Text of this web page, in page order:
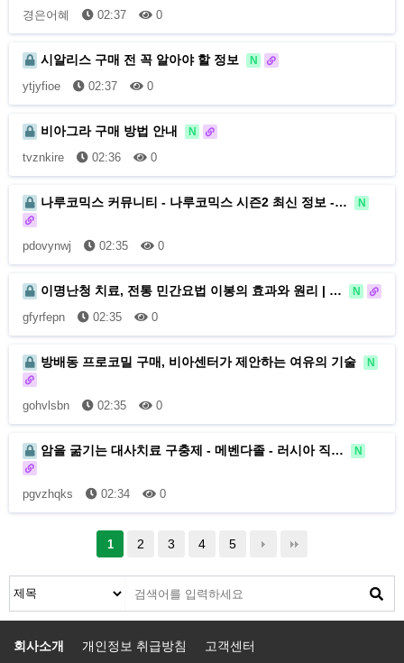
경은어혜 02:37 0
시알리스 구매 전 꼭 알아야 할 정보 N
ytjyfioe 02:37 0
비아그라 구매 방법 안내 N
tvznkire 02:36 0
나루코믹스 커뮤니티 - 나루코믹스 시즌2 최신 정보 -… N
pdovynwj 02:35 0
이명난청 치료, 전통 민간요법 이봉의 효과와 원리 | … N
gfyrfepn 02:35 0
방배동 프로코밀 구매, 비아센터가 제안하는 여유의 기술 N
gohvlsbn 02:35 0
암을 굶기는 대사치료 구충제 - 메벤다졸 - 러시아 직… N
pgvzhqks 02:34 0
1 2 3 4 5
회사소개 개인정보 취급방침 고객센터